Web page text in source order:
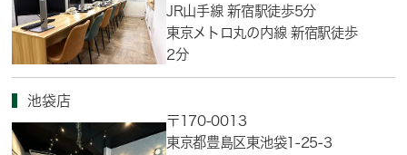
JR山手線 新宿駅徒歩5分
東京メトロ丸の内線 新宿駅徒歩
2分
池袋店
〒170-0013
東京都豊島区東池袋1-25-3